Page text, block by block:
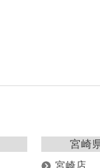
宮崎
宮崎店